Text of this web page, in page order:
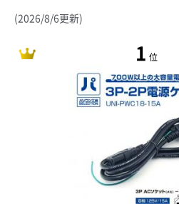
(2026/8/6更新)
1 位